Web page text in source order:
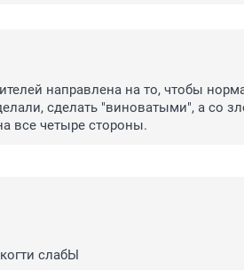
направлена на то, чтобы
сделать "виноватыми", а со
все четыре стороны.
слабЫ